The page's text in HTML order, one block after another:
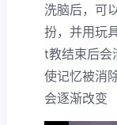
洗脑后，可
扮，并用玩
t教结束后会
使记忆被消
会逐渐改变